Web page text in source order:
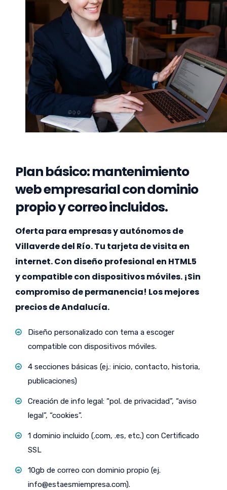
Plan básico: mantenimiento
web empresarial con dominio
propio y correo incluidos.
Oferta para empresas y autónomos de
Villaverde del Río. Tu tarjeta de visita en
internet. Con diseño profesional en HTML5
y compatible con dispositivos móviles. ¡Sin
compromiso de permanencia! Los mejores
precios de Andalucía.
Diseño personalizado con tema a escoger
compatible con dispositivos móviles.
4 secciones básicas (ej.: inicio, contacto, historia,
publicaciones)
Creación de info legal: “pol. de privacidad”, “aviso
legal”, “cookies”.
1 dominio incluido (.com, .es, etc.) con Certificado
SSL
10gb de correo con dominio propio (ej.
info@estaesmiempresa.com).